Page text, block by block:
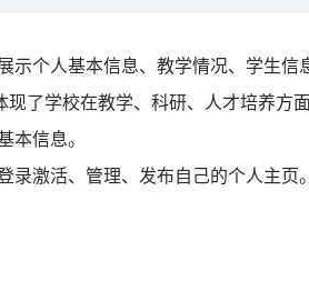
示个人基本信息、教学情况、学生信
了学校在教学、科研、人才培养方面
本信息。
激活、管理、发布自己的个人主页。